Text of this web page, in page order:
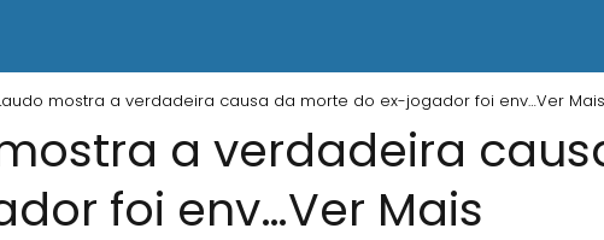
mostra a verdadeira causa da morte do ex-jogador foi env…Ver Mais
a verdadeira
foi env…Ver Mais